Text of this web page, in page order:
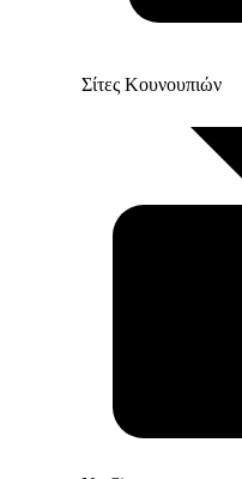
Σίτες Κουνουπιών